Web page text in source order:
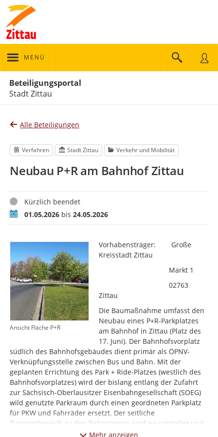
MENÜ
Beteiligungsportal
Stadt Zittau
Alle Beteiligungen
Verfahren Stadt Zittau Verkehr und Mobilität
Neubau P+R am Bahnhof Zittau
StatusKürzlich beendet
Zeitraum01.05.2026 bis 24.05.2026
Ansicht Fläche P+R
Vorhabensträger: Große
Kreisstadt Zittau
Markt 1
02763
Zittau
Die Baumaßnahme umfasst den
Neubau eines P+R-Parkplatzes
am Bahnhof in Zittau (Platz des
17. Juni). Der Bahnhofsvorplatz
südlich des Bahnhofsgebäudes dient primär als ÖPNV-
Verknüpfungsstelle zwischen Bus und Bahn. Mit der
geplanten Errichtung des Park + Ride-Platzes (westlich des
Bahnhofsvorplatzes) wird der bislang entlang der Zufahrt
zur Sächsisch-Oberlausitzer Eisenbahngesellschaft (SOEG)
wild genutzte Parkraum durch einen geordneten Parkplatz
für PKW und Fahrräder ersetzt. Der seitliche
Zugangsbereich zu den Bahnsteigen wird neugestaltet und
aufgewertet. So soll die Verbindung zwischen
Mehr anzeigen